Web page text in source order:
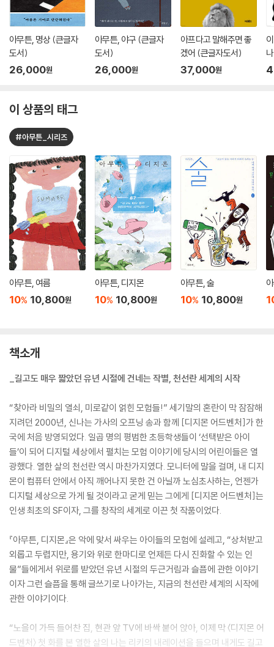
아무튼, 명상 (큰글자
도서)
26,000원
아무튼, 야구 (큰글자
도서)
26,000원
아프다고 말해주면 좋
겠어 (큰글자도서)
37,000원
이 상품의 태그
#아무튼_시리즈
아무튼, 여름
10% 10,800원
아무튼, 디지몬
10% 10,800원
아무튼, 술
10% 10,800원
책소개
_길고도 매우 짧았던 유년 시절에 건네는 작별, 천선란 세계의 시작
“찾아라 비밀의 열쇠, 미로같이 얽힌 모험들!” 세기말의 혼란이 막 잠잠해
지려던 2000년, 신나는 가사의 오프닝 송과 함께 [디지몬 어드벤처]가 한
국에 처음 방영되었다. 일곱 명의 평범한 초등학생들이 ‘선택받은 아이
들’이 되어 디지털 세상에서 펼치는 모험 이야기에 당시의 어린이들은 열
광했다. 열한 살의 천선란 역시 마찬가지였다. 모니터에 말을 걸며, 내 디지
몬이 컴퓨터 안에서 아직 깨어나지 못한 건 아닐까 노심초사하는, 언젠가
디지털 세상으로 가게 될 것이라고 굳게 믿는 그에게 [디지몬 어드벤처]는
인생 최초의 SF이자, 그를 창작의 세계로 이끈 첫 작품이었다.
『아무튼, 디지몬』은 악에 맞서 싸우는 아이들의 모험에 설레고, “상처받고
외롭고 두렵지만, 용기와 위로 한마디로 언제든 다시 진화할 수 있는 인
물”들에게서 위로를 받았던 유년 시절의 두근거림과 슬픔에 관한 이야기
이자 그런 슬픔을 통해 글쓰기로 나아가는, 지금의 천선란 세계의 시작에
관한 이야기이다.
“노을이 가득 들어찬 집, 현관 앞 TV에 바싹 붙어 앉아, 이제 막 〈디지몬 어
드벤처〉 첫 화를 본 열한 살의 나는 리키의 내레이션을 들으며 내게도 길고